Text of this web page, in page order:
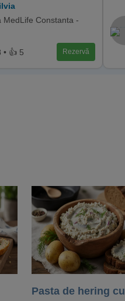
MedLife Constanta -
• 👍 5 Rezervă
Pasta de hering cu